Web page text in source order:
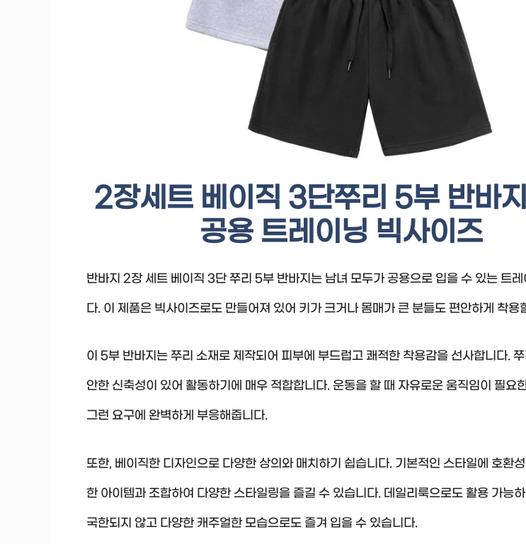
2장세트 베이직 3단쭈리 5부 반바
공용 트레이닝 빅사이즈
반바지 2장 세트 베이직 3단 쭈리 5부 반바지는 남녀 모두가 공용으로 입을 수 있는 트레
다. 이 제품은 빅사이즈로도 만들어져 있어 키가 크거나 몸매가 큰 분들도 편안하게 착용
이 5부 반바지는 쭈리 소재로 제작되어 피부에 부드럽고 쾌적한 착용감을 선사합니다.
안한 신축성이 있어 활동하기에 매우 적합합니다. 운동을 할 때 자유로운 움직임이 필요
그런 요구에 완벽하게 부응해줍니다.
또한, 베이직한 디자인으로 다양한 상의와 매치하기 쉽습니다. 기본적인 스타일에 호환
한 아이템과 조합하여 다양한 스타일링을 즐길 수 있습니다. 데일리룩으로도 활용 가능
국한되지 않고 다양한 캐주얼한 모습으로도 즐겨 입을 수 있습니다.